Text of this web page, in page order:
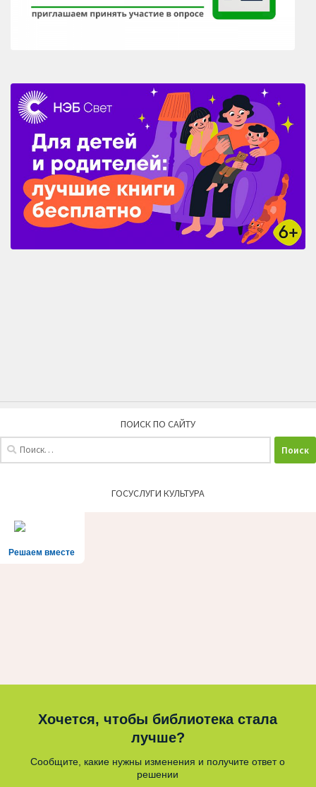
ПОИСК ПО САЙТУ
ГОСУСЛУГИ КУЛЬТУРА
Решаем вместе
Хочется, чтобы библиотека стала
лучше?
Сообщите, какие нужны изменения и получите ответ о
решении